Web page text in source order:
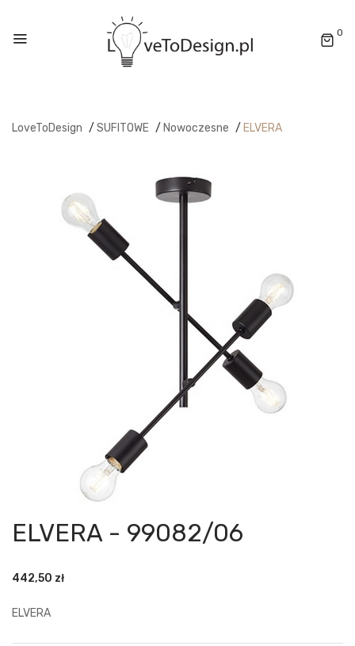
0
LoveToDesign / SUFITOWE / Nowoczesne / ELVERA
ELVERA - 99082/06
442,50 zł
ELVERA